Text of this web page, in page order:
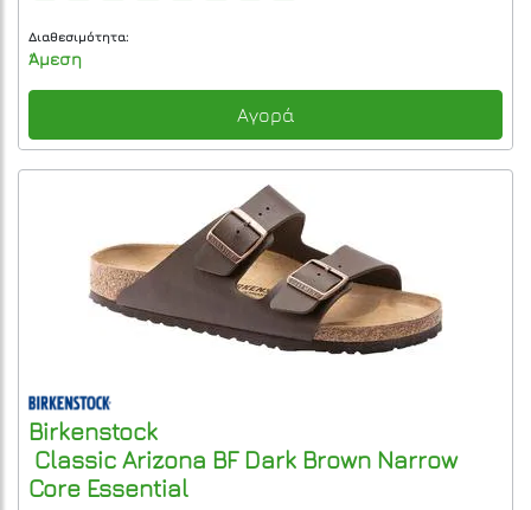
Διαθεσιμότητα:
Άμεση
Αγορά
Birkenstock
Classic Arizona BF Dark Brown Narrow
Core Essential